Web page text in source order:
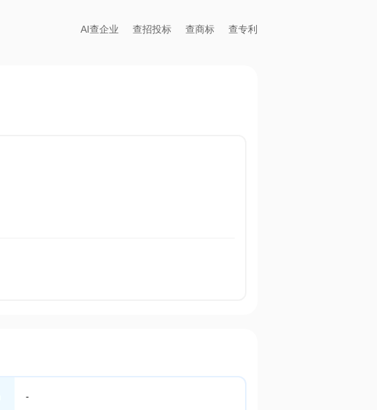
AI查企业 查招投标 查商标 查专利
-